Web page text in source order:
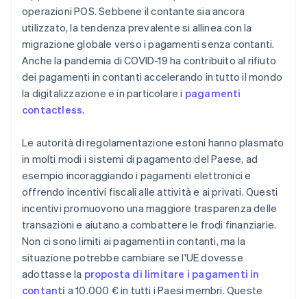
operazioni POS. Sebbene il contante sia ancora
utilizzato, la tendenza prevalente si allinea con la
migrazione globale verso i pagamenti senza contanti.
Anche la pandemia di COVID-19 ha contribuito al rifiuto
dei pagamenti in contanti accelerando in tutto il mondo
la digitalizzazione e in particolare i pagamenti
contactless.
Le autorità di regolamentazione estoni hanno plasmato
in molti modi i sistemi di pagamento del Paese, ad
esempio incoraggiando i pagamenti elettronici e
offrendo incentivi fiscali alle attività e ai privati. Questi
incentivi promuovono una maggiore trasparenza delle
transazioni e aiutano a combattere le frodi finanziarie.
Non ci sono limiti ai pagamenti in contanti, ma la
situazione potrebbe cambiare se l'UE dovesse
adottasse la proposta di limitare i pagamenti in
contanti a 10.000 € in tutti i Paesi membri. Queste